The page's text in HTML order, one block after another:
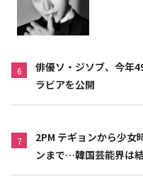
6
俳優ソ・ジソブ、今年
ラビアを公開
7
2PM テギョンから少女
ンまで…韓国芸能界は